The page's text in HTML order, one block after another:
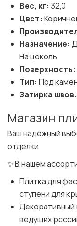
Вес, кг: 32,0
Цвет:
Назначение:
На цоколь
Поверхность:
Тип: Под
Затирка швов:
Магазин
Ваш надёжный
отделки
✨ В нашем
Плитка для
ступени для
Декоративный
ведущих